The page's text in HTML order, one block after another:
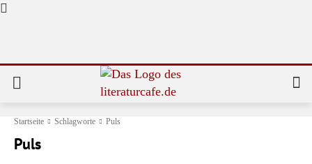
Startseite Schlagworte Puls
Puls